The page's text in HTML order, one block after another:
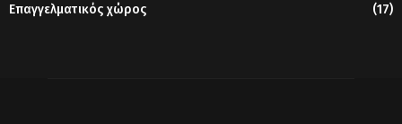
Επαγγελματικός χώρος
(17)